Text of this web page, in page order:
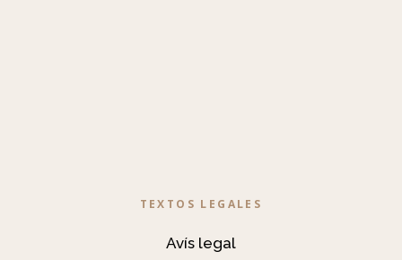
TEXTOS LEGALES
Avís legal